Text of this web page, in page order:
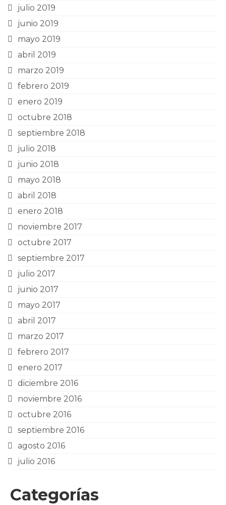
julio 2019
junio 2019
mayo 2019
abril 2019
marzo 2019
febrero 2019
enero 2019
octubre 2018
septiembre 2018
julio 2018
junio 2018
mayo 2018
abril 2018
enero 2018
noviembre 2017
octubre 2017
septiembre 2017
julio 2017
junio 2017
mayo 2017
abril 2017
marzo 2017
febrero 2017
enero 2017
diciembre 2016
noviembre 2016
octubre 2016
septiembre 2016
agosto 2016
julio 2016
Categorías